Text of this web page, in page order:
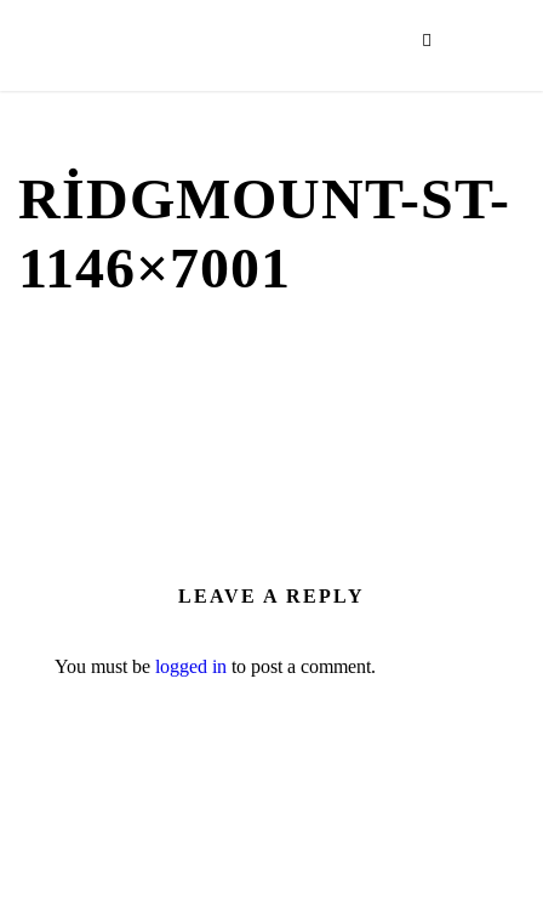
RIDGMOUNT-ST-
1146×7001
LEAVE A REPLY
You must be logged in to post a comment.